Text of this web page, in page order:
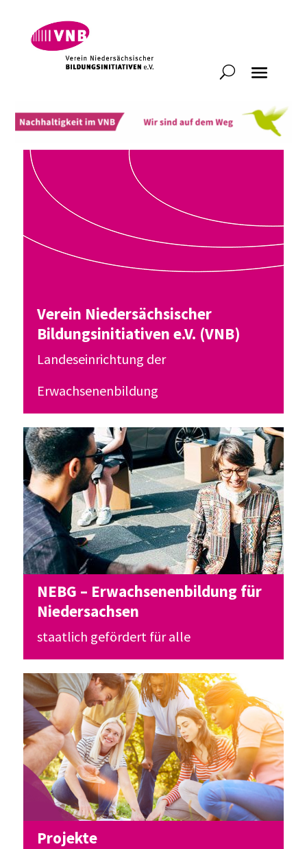
Verein Niedersächsischer
Bildungsinitiativen e.V. (VNB)
Landeseinrichtung der
Erwachsenenbildung
NEBG – Erwachsenenbildung für
Niedersachsen
staatlich gefördert für alle
Projekte